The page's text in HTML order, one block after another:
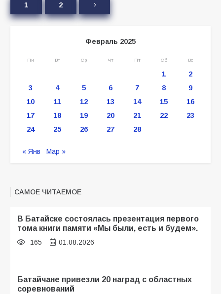
1 2
Февраль 2025
Пн Вт Ср Чт Пт Сб Вс
1
2
3
4 5 6 7 8
9
10
11 12 13 14 15
16
17
18 19 20 21 22
23
24
25 26 27 28
« Янв Мар »
САМОЕ ЧИТАЕМОЕ
В Батайске состоялась презентация первого
тома книги памяти «Мы были, есть и будем».
165 01.08.2026
Батайчане привезли 20 наград с областных
соревнований